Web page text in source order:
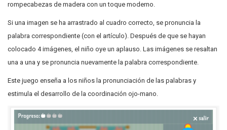
rompecabezas de madera con un toque moderno.
Si una imagen se ha arrastrado al cuadro correcto, se pronuncia la
palabra correspondiente (con el artículo). Después de que se hayan
colocado 4 imágenes, el niño oye un aplauso. Las imágenes se resaltan
una a una y se pronuncia nuevamente la palabra correspondiente.
Este juego enseña a los niños la pronunciación de las palabras y
estimula el desarrollo de la coordinación ojo-mano.